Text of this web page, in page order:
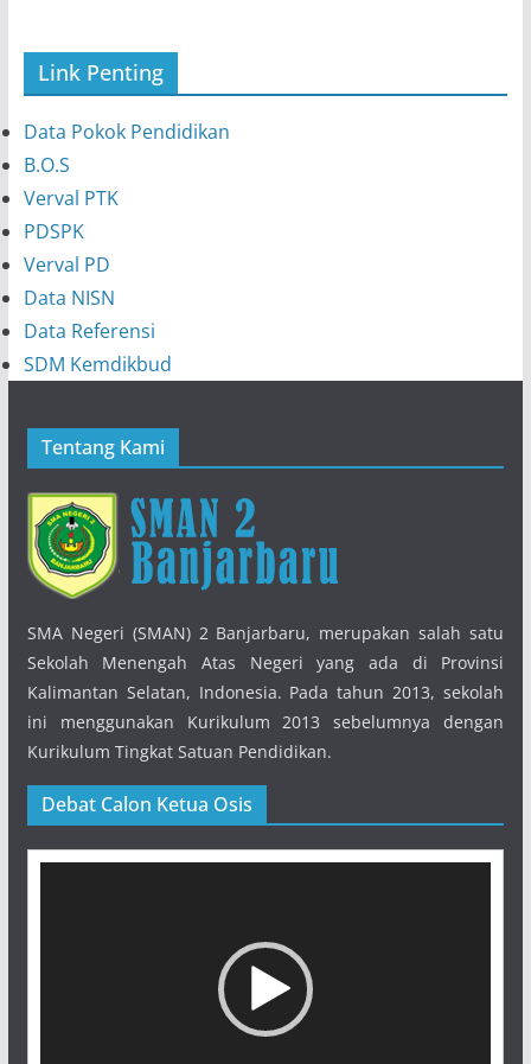
Link Penting
Data Pokok Pendidikan
B.O.S
Verval PTK
PDSPK
Verval PD
Data NISN
Data Referensi
SDM Kemdikbud
Tentang Kami
SMA Negeri (SMAN) 2 Banjarbaru, merupakan salah satu
Sekolah Menengah Atas Negeri yang ada di Provinsi
Kalimantan Selatan, Indonesia. Pada tahun 2013, sekolah
ini menggunakan Kurikulum 2013 sebelumnya dengan
Kurikulum Tingkat Satuan Pendidikan.
Debat Calon Ketua Osis